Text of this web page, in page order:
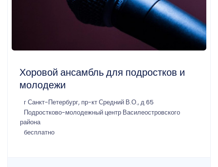
Хоровой ансамбль для подростков и
молодежи
г Санкт-Петербург, пр-кт Средний В.О., д 65
Подростково-молодежный центр Василеостровского
района
бесплатно